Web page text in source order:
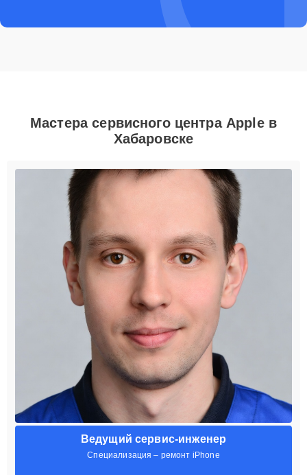
Мастера сервисного центра Apple в
Хабаровске
Ведущий сервис-инженер
Специализация – ремонт iPhone